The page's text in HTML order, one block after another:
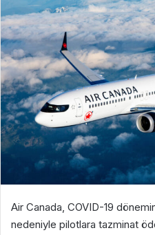
Air Canada, COVID-19
nedeniyle pilotlara tazminat